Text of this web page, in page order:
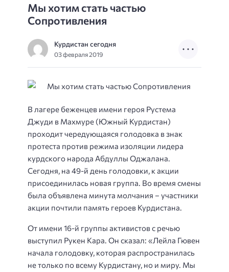
Мы хотим стать частью
Сопротивления
Курдистан сегодня
03 февраля 2019
В лагере беженцев имени героя Рустема
Джуди в Махмуре (Южный Курдистан)
проходит чередующаяся голодовка в знак
протеста против режима изоляции лидера
курдского народа Абдуллы Оджалана.
Сегодня, на 49-й день голодовки, к акции
присоединилась новая группа. Во время смены
была объявлена минута молчания – участники
акции почтили память героев Курдистана.
От имени 16-й группы активистов с речью
выступил Рукен Кара. Он сказал: «Лейла Гювен
начала голодовку, которая распространилась
не только по всему Курдистану, но и миру. Мы